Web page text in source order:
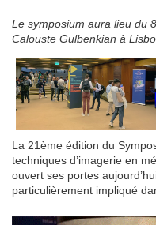
Le symposium aura lieu du
Calouste Gulbenkian à
La 21ème édition du
techniques d’imagerie en
ouvert ses portes
particulièrement impliqué